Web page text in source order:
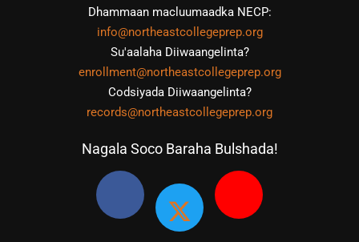
Dhammaan macluumaadka NECP:
info@northeastcollegeprep.org
Su'aalaha Diiwaangelinta?
enrollment@northeastcollegeprep.org
Codsiyada Diiwaangelinta?
records@northeastcollegeprep.org
Nagala Soco Baraha Bulshada!